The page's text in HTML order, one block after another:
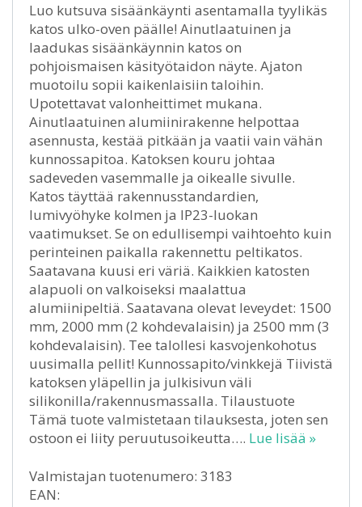
Luo kutsuva sisäänkäynti asentamalla tyylikäs
katos ulko-oven päälle! Ainutlaatuinen ja
laadukas sisäänkäynnin katos on
pohjoismaisen käsityötaidon näyte. Ajaton
muotoilu sopii kaikenlaisiin taloihin.
Upotettavat valonheittimet mukana.
Ainutlaatuinen alumiinirakenne helpottaa
asennusta, kestää pitkään ja vaatii vain vähän
kunnossapitoa. Katoksen kouru johtaa
sadeveden vasemmalle ja oikealle sivulle.
Katos täyttää rakennusstandardien,
lumivyöhyke kolmen ja IP23-luokan
vaatimukset. Se on edullisempi vaihtoehto kuin
perinteinen paikalla rakennettu peltikatos.
Saatavana kuusi eri väriä. Kaikkien katosten
alapuoli on valkoiseksi maalattua
alumiinipeltiä. Saatavana olevat leveydet: 1500
mm, 2000 mm (2 kohdevalaisin) ja 2500 mm (3
kohdevalaisin). Tee talollesi kasvojenkohotus
uusimalla pellit! Kunnossapito/vinkkejä Tiivistä
katoksen yläpellin ja julkisivun väli
silikonilla/rakennusmassalla. Tilaustuote
Tämä tuote valmistetaan tilauksesta, joten sen
ostoon ei liity peruutusoikeutta…. Lue lisää »
Valmistajan tuotenumero: 3183
EAN: